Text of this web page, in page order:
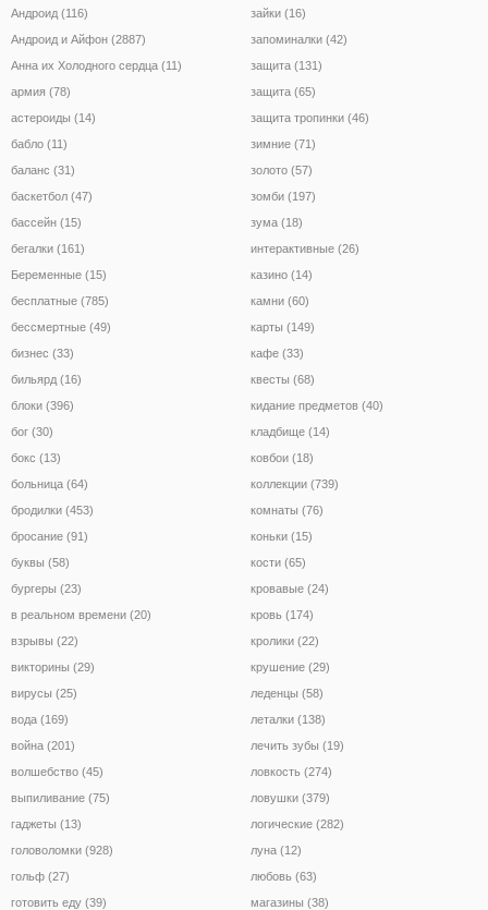
Андроид (116)
Андроид и Айфон (2887)
Анна их Холодного сердца (11)
армия (78)
астероиды (14)
бабло (11)
баланс (31)
баскетбол (47)
бассейн (15)
бегалки (161)
Беременные (15)
бесплатные (785)
бессмертные (49)
бизнес (33)
бильярд (16)
блоки (396)
бог (30)
бокс (13)
больница (64)
бродилки (453)
бросание (91)
буквы (58)
бургеры (23)
в реальном времени (20)
взрывы (22)
викторины (29)
вирусы (25)
вода (169)
война (201)
волшебство (45)
выпиливание (75)
гаджеты (13)
головоломки (928)
гольф (27)
готовить еду (39)
зайки (16)
запоминалки (42)
защита (131)
защита (65)
защита тропинки (46)
зимние (71)
золото (57)
зомби (197)
зума (18)
интерактивные (26)
казино (14)
камни (60)
карты (149)
кафе (33)
квесты (68)
кидание предметов (40)
кладбище (14)
ковбои (18)
коллекции (739)
комнаты (76)
коньки (15)
кости (65)
кровавые (24)
кровь (174)
кролики (22)
крушение (29)
леденцы (58)
леталки (138)
лечить зубы (19)
ловкость (274)
ловушки (379)
логические (282)
луна (12)
любовь (63)
магазины (38)